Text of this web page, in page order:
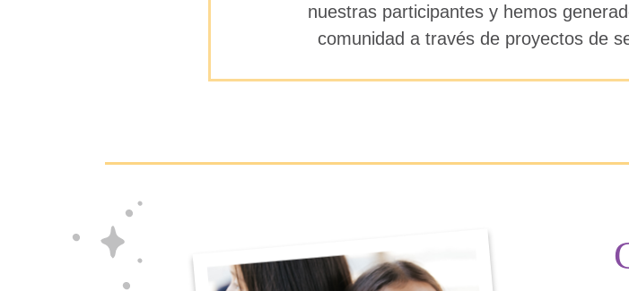
nuestras participantes y hemos
comunidad a través de proyectos de